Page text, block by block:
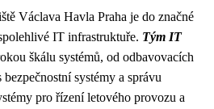
Václava Havla Praha je do značné
IT infrastruktuře. Tým IT
škálu systémů, od odbavovacích
systémy a správu
pro řízení letového provozu a